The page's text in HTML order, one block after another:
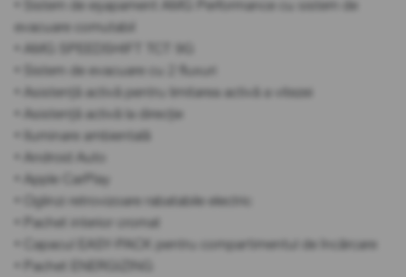
• Sistem de eșapament AMG Performance cu sistem de
evacuare comutabil
• AMG SPEEDSHIFT TCT 9G
• Sistem de evacuare cu 2 fluxuri
• Asistență activă pentru limitarea activă a vitezei
• Asistență activă la direcție
• Iluminare ambientală
• Android Auto
• Apple CarPlay
• Oglinzi retrovizoare rabatabile electric
• Pachet interior cromat
• Capacul EASY-PACK pentru compartimentul de încărcare
• Pachet ENERGIZING